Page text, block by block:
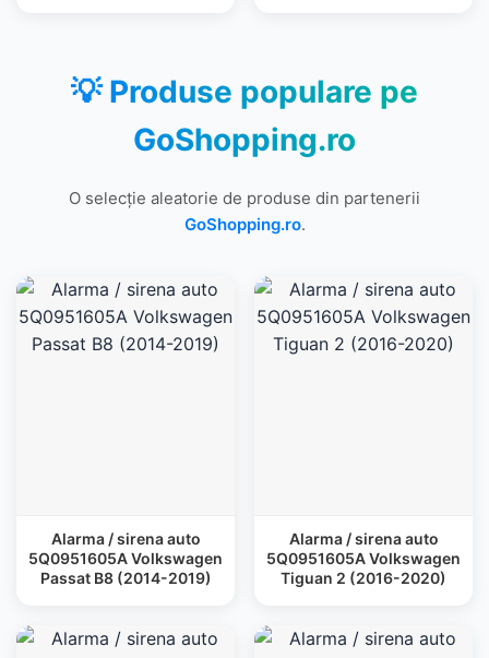
💡 Produse populare pe
GoShopping.ro
O selecție aleatorie de produse din partenerii
GoShopping.ro.
Alarma / sirena auto
5Q0951605A Volkswagen
Passat B8 (2014-2019)
Alarma / sirena auto
5Q0951605A Volkswagen
Tiguan 2 (2016-2020)